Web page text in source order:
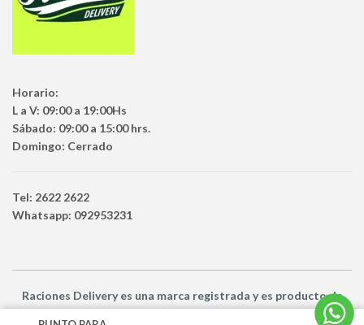
Horario:
L a V: 09:00 a 19:00Hs
Sábado: 09:00 a 15:00 hrs.
Domingo: Cerrado
Tel: 2622 2622
Whatsapp: 092953231
Raciones Deliveryes una marca registrada y es productode
Netbuy Uruguay SRL -© Todos los derechos reservados